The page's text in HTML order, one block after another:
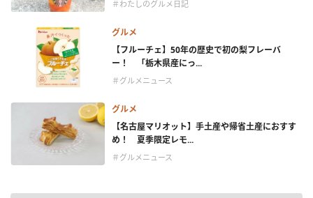
＃わたしのグルメ日記
グルメ
【フルーチェ】50年の歴史で初の梨フレーバ
ー！ 「栃木県産にっ...
＃グルメニュース
グルメ
【名古屋マリオット】手土産や帰省土産におすす
め！ 夏季限定レモ...
＃グルメニュース